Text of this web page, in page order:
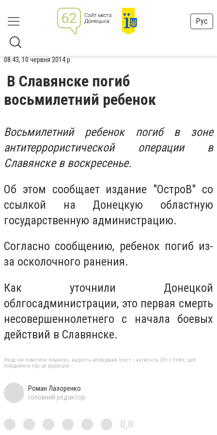
Рус
08:43, 10 червня 2014 р.
В Славянске погиб
восьмилетний ребенок
Восьмилетний ребенок погиб в зоне
антитеррористической операции в
Славянскев воскресенье.
Об этом сообщает издание "ОстроВ" со
ссылкой на Донецкую областную
государственную администрацию.
Согласно сообщению, ребенок погиб из-
за осколочного ранения.
Как уточнили Донецкой
облгосадминистрации, это первая смерть
несовершеннолетнего с начала боевых
действий в Славянске.
Якщо ви помітили помилку, виділіть необхідний текст і натисніть Ctrl + Enter, щоб
повідомити про це редакцію
Роман Лазоренко
головний редактор
0,0